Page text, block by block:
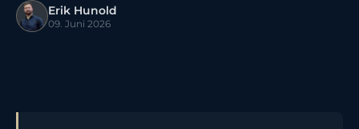
Erik Hunold
09. Juni 2026